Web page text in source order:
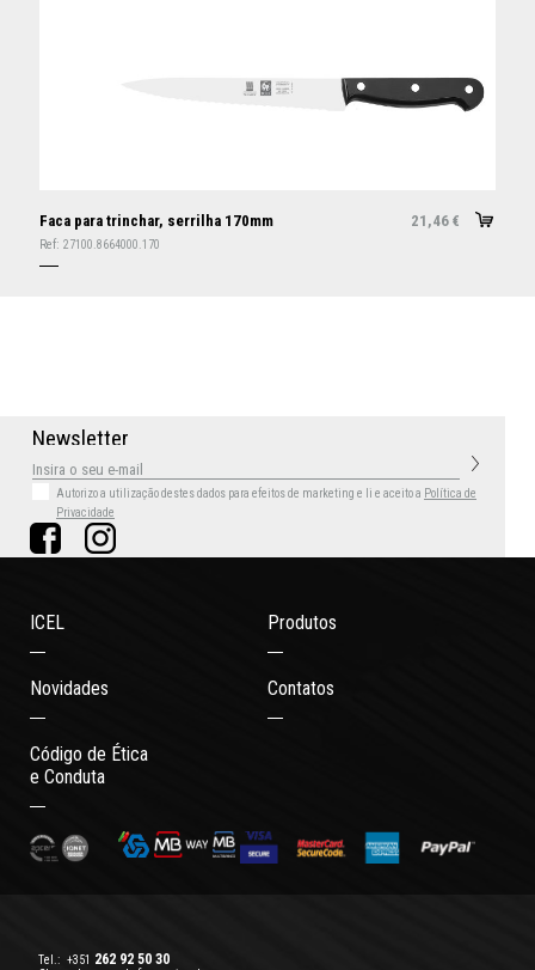
Faca para trinchar, serrilha 170mm 21,46 €
Ref: 27100.8664000.170
Newsletter
Autorizo a utilização destes dados para efeitos de marketing e li e aceito a Política de
Privacidade
ICEL Produtos
Novidades Contatos
Código de Ética
e Conduta
Tel.: +351 262 92 50 30